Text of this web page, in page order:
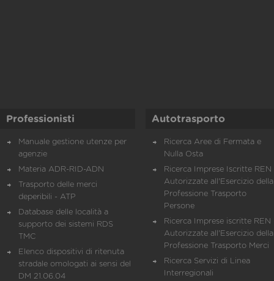
Professionisti
Manuale gestione utenze per
agenzie
Materia ADR-RID-ADN
Trasporto delle merci
deperibili - ATP
Database delle località a
supporto dei sistemi RDS
TMC
Elenco dispositivi di ritenuta
stradale omologati ai sensi del
DM 21.06.04
Autotrasporto
Ricerca Aree di Fermata e
Nulla Osta
Ricerca Imprese Iscritte REN
Autorizzate all'Esercizio della
Professione Trasporto
Persone
Ricerca Imprese iscritte REN
Autorizzate all'Esercizio della
Professione Trasporto Merci
Ricerca Servizi di Linea
Interregionali